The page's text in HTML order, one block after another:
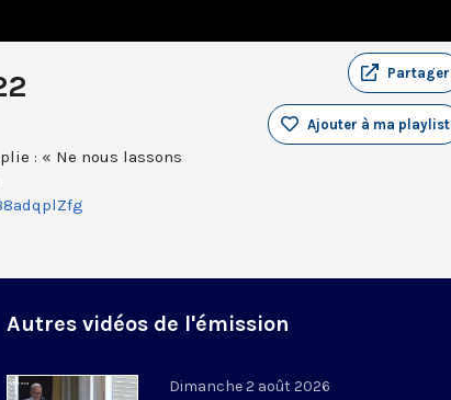
Partager
Ajouter à ma playlist
: « Ne nous lassons
Autres vidéos de l'émission
Dimanche 2 août 2026